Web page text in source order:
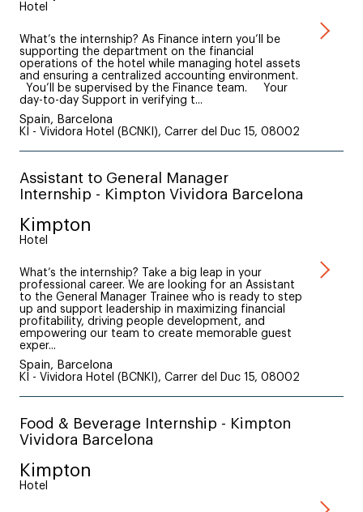
Hotel
What’s the internship? As Finance intern you’ll be
supporting the department on the financial
operations of the hotel while managing hotel assets
and ensuring a centralized accounting environment.
You’ll be supervised by the Finance team. Your
day-to-day Support in verifying t...
Spain, Barcelona
KI - Vividora Hotel (BCNKI), Carrer del Duc 15, 08002
Assistant to General Manager
Internship - Kimpton Vividora Barcelona
Kimpton
Hotel
What’s the internship? Take a big leap in your
professional career. We are looking for an Assistant
to the General Manager Trainee who is ready to step
up and support leadership in maximizing financial
profitability, driving people development, and
empowering our team to create memorable guest
exper...
Spain, Barcelona
KI - Vividora Hotel (BCNKI), Carrer del Duc 15, 08002
Food & Beverage Internship - Kimpton
Vividora Barcelona
Kimpton
Hotel